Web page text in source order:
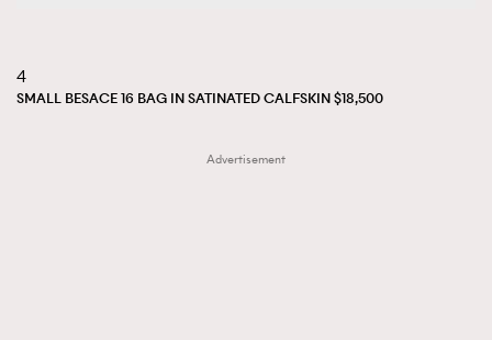
4
SMALL BESACE 16 BAG IN SATINATED CALFSKIN $18,500
Advertisement